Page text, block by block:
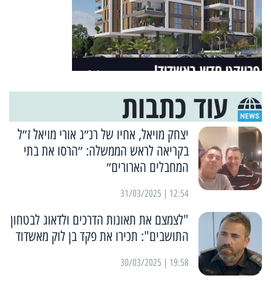
עוד כתבות
יצחק מויאל, אחיו של רנ״ג אורי מויאל ז״ל
בקריאה לראש הממשלה: ״הרסו את בתי
המחבלים הארורים״
12:54 | 31/03/2025
"לצמצם את תאונות הדרכים ולדאוג לבטחון
התושבים": תכירו את פקד בן לוק מאשדוד
19:58 | 30/03/2025